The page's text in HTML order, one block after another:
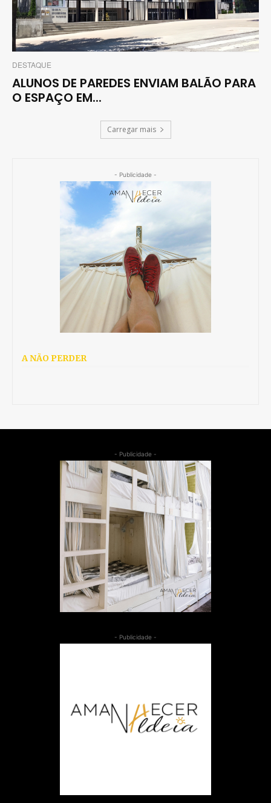
DESTAQUE
ALUNOS DE PAREDES ENVIAM BALÃO PARA
O ESPAÇO EM...
Carregar mais
- Publicidade -
A NÃO PERDER
- Publicidade -
- Publicidade -